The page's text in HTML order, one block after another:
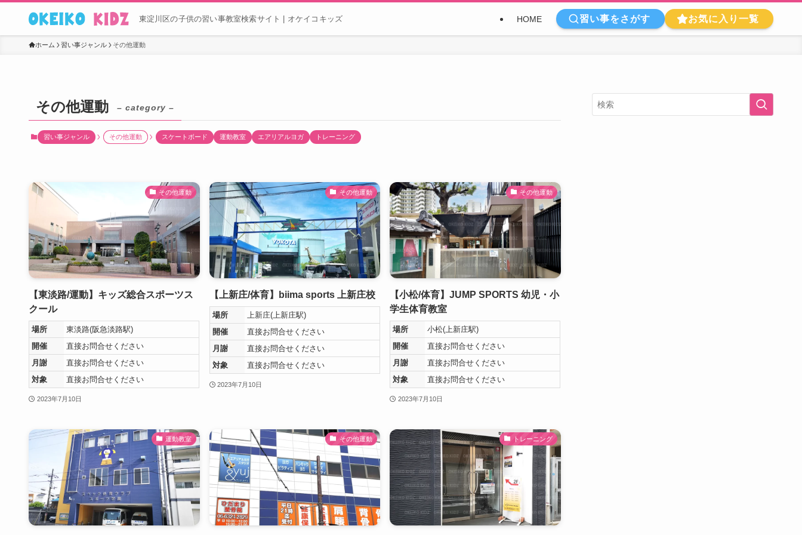
東淀川区の子供の習い事教室検索サイト | オケイコキッズ HOME 習い事をさがす お気に入り一覧
ホーム 習い事ジャンル その他運動
その他運動 – category –
習い事ジャンル その他運動 スケートボード 運動教室 エアリアルヨガ⁡ トレーニング
その他運動
【東淡路/運動】キッズ総合スポーツス
クール
場所
東淡路(阪急淡路駅)
開催
直接お問合せください
月謝
直接お問合せください
対象
直接お問合せください
2023年7月10日
その他運動
【上新庄/体育】biima sports 上新庄校
場所
上新庄(上新庄駅)
開催
直接お問合せください
月謝
直接お問合せください
対象
直接お問合せください
2023年7月10日
その他運動
【小松/体育】JUMP SPORTS 幼児・小
学生体育教室
場所
小松(上新庄駅)
開催
直接お問合せください
月謝
直接お問合せください
対象
直接お問合せください
2023年7月10日
運動教室 その他運動 トレーニング